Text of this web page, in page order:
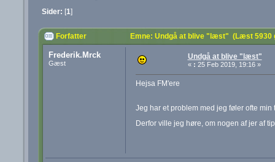
Sider: [1]
Forfatter Emne: Undgå at blive "læst" (Læst 5930
Frederik.Mrck
Gæst
Undgå at blive "læst"
« : 25 Feb 2019, 19:16 »
Hejsa FM'ere
Jeg har et problem med jeg føler ofte
Derfor ville jeg høre, om nogen af jer af